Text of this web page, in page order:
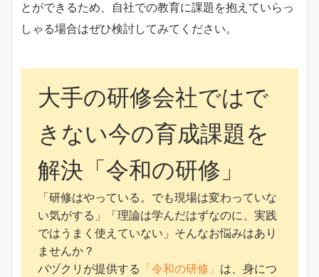
とができるため、自社での教育に課題を抱えていらっ
しゃる場合はぜひ検討してみてください。
大手の研修会社ではで
きない今の育成課題を
解決「令和の研修」
「研修はやっている。でも現場は変わっていな
い気がする」「理論は学んだはずなのに、実践
ではうまく使えていない」そんなお悩みはあり
ませんか？
バヅクリが提供する 「令和の研修」 は、身につ